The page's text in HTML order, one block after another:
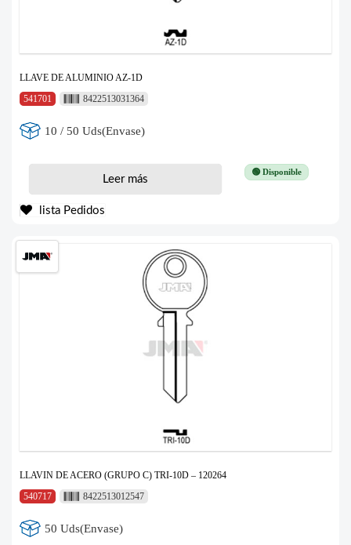
LLAVE DE ALUMINIO AZ-1D
541701
8422513031364
10 / 50 Uds(Envase)
🟢 Disponible
Leer más
lista Pedidos
LLAVIN DE ACERO (GRUPO C) TRI-10D – 120264
540717
8422513012547
50 Uds(Envase)